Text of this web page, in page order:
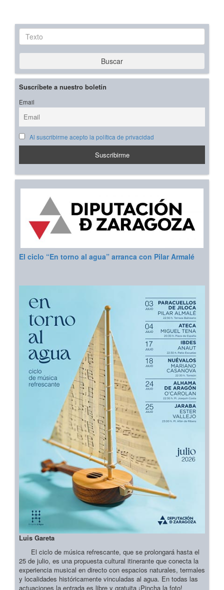
Texto
Buscar
Suscríbete a nuestro boletín
Email
Al suscribirme acepto la política de privacidad
El ciclo “En torno al agua” arranca con Pilar Armalé
Luis Gareta
El ciclo de música refrescante, que se prolongará hasta el
25 de julio, es una propuesta cultural itinerante que conecta la
experiencia musical en directo con espacios naturales, termales
y localidades históricamente vinculadas al agua. En todas las
actuaciones la entrada es libre y gratuita ¡Pincha la foto!